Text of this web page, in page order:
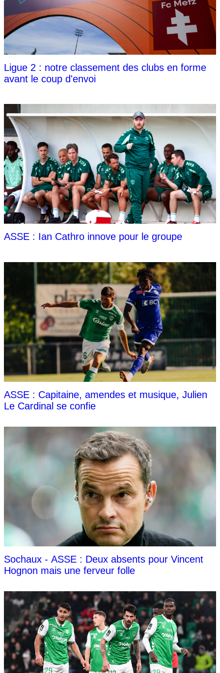
Ligue 2 : notre classement des clubs en forme
avant le coup d'envoi
ASSE : Ian Cathro innove pour le groupe
ASSE : Capitaine, amendes et musique, Julien
Le Cardinal se confie
Sochaux - ASSE : Deux absents pour Vincent
Hognon mais une ferveur folle